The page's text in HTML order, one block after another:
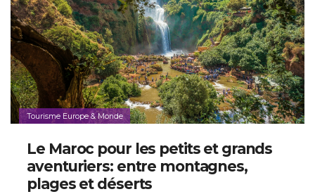
Tourisme Europe & Monde
Le Maroc pour les petits et grands
aventuriers: entre montagnes,
plages et déserts